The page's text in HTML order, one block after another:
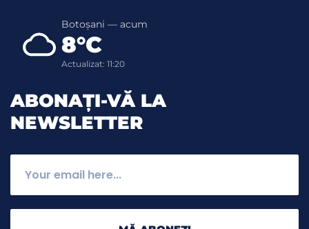
Botoșani — acum
8°C
Actualizat: 11:20
ABONAȚI-VĂ LA
NEWSLETTER